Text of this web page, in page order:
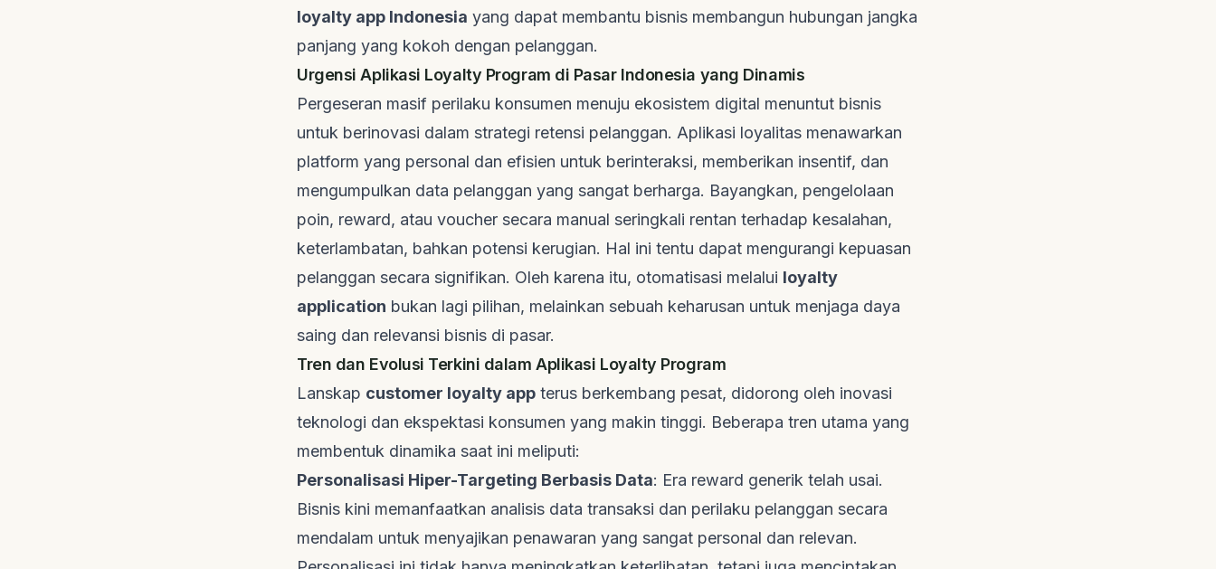
loyalty app Indonesia yang dapat membantu bisnis membangun hubungan jangka
panjang yang kokoh dengan pelanggan.
Urgensi Aplikasi Loyalty Program di Pasar Indonesia yang Dinamis
Pergeseran masif perilaku konsumen menuju ekosistem digital menuntut bisnis
untuk berinovasi dalam strategi retensi pelanggan. Aplikasi loyalitas menawarkan
platform yang personal dan efisien untuk berinteraksi, memberikan insentif, dan
mengumpulkan data pelanggan yang sangat berharga. Bayangkan, pengelolaan
poin, reward, atau voucher secara manual seringkali rentan terhadap kesalahan,
keterlambatan, bahkan potensi kerugian. Hal ini tentu dapat mengurangi kepuasan
pelanggan secara signifikan. Oleh karena itu, otomatisasi melalui loyalty
application bukan lagi pilihan, melainkan sebuah keharusan untuk menjaga daya
saing dan relevansi bisnis di pasar.
Tren dan Evolusi Terkini dalam Aplikasi Loyalty Program
Lanskap customer loyalty app terus berkembang pesat, didorong oleh inovasi
teknologi dan ekspektasi konsumen yang makin tinggi. Beberapa tren utama yang
membentuk dinamika saat ini meliputi:
Personalisasi Hiper-Targeting Berbasis Data: Era reward generik telah usai.
Bisnis kini memanfaatkan analisis data transaksi dan perilaku pelanggan secara
mendalam untuk menyajikan penawaran yang sangat personal dan relevan.